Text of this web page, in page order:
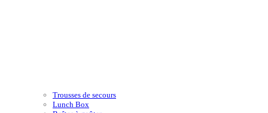
Trousses de secours
Lunch Box